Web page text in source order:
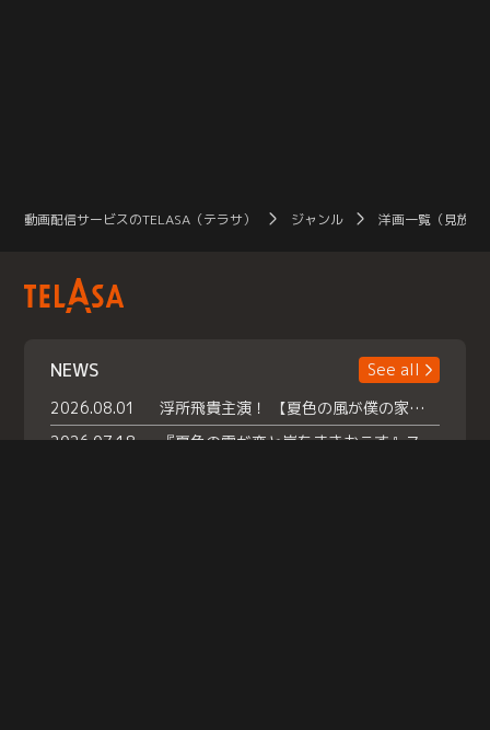
動画配信サービスのTELASA（テラサ） ジャンル 洋画一覧（見放題
NEWS
See all
2026.08.01
浮所飛貴主演！ 【夏色の風が僕の家にやってきた】 本日よりテラサで独占配信スタート！
2026.07.18
『夏色の雲が恋と嵐をまきおこす』スペシャルメイキング 【Part1】2026年７月18日（土）23時30分～配信スタート！話題のシーンの裏側を大公開！豪華キャスト大集合！ 『武宮家 真夏の家族会議』開催！